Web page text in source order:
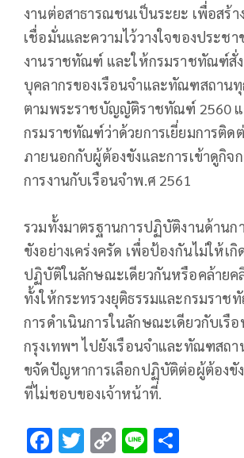
งานต่อสาธารณชนเป็นระยะ เพื่อสร้า
เชื่อมั่นและความไว้วางใจของประช
งานราชทัณฑ์ และให้กรมราชทัณฑ์สั่
บุคลากรของเรือนจำและทัณฑสถาน
ตามพระราชบัญญัติราชทัณฑ์ 2560 แ
กรมราชทัณฑ์ว่าด้วยการเยี่ยมการติด
ภายนอกกับผู้ต้องขังและการเข้าดูกิจ
การงานกับเรือนจำพ.ศ 2561
รวมทั้งมาตรฐานการปฏิบัติงานด้านก
ขังอย่างเคร่งครัด เพื่อป้องกันไม่ให้เกิ
ปฏิบัติในลักษณะเดียวกันหรือคล้ายค
ทั้งให้กระทรวงยุติธรรมและกรมราช
การดำเนินการในลักษณะเดียวกับเรื
กรุงเทพฯ ไปยังเรือนจำและทัณฑสถ
ขจัดปัญหาการเลือกปฏิบัติต่อผู้ต้องขั
ที่ไม่ชอบของเจ้าหน้าที่.
F T C Li